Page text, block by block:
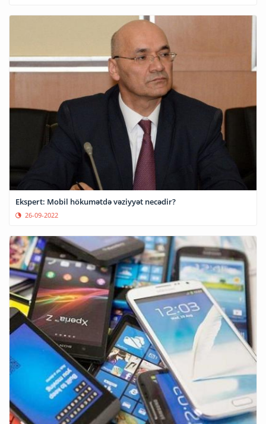
Ekspert: Mobil hökumətdə vəziyyət necədir?
26-09-2022